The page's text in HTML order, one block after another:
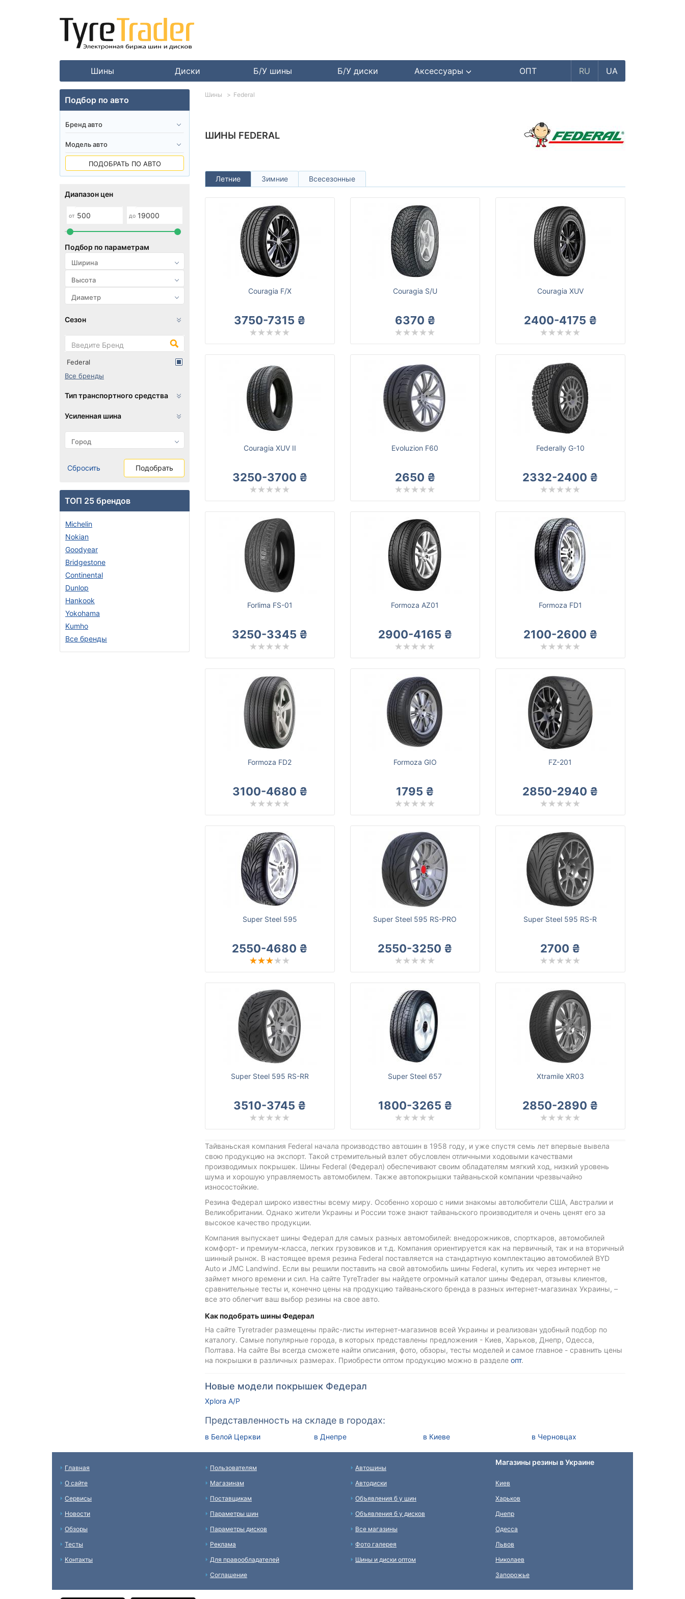
Шины Диски Б/У шины Б/У диски Аксессуары ОПТ RU UA
ШИНЫ FEDERAL
Летние Зимние Всесезонные
Couragia F/X
3750-7315 ₴
Couragia S/U
6370 ₴
Couragia XUV
2400-4175 ₴
Couragia XUV II
3250-3700 ₴
Evoluzion F60
2650 ₴
Federally G-10
2332-2400 ₴
Forlima FS-01
3250-3345 ₴
Formoza AZ01
2900-4165 ₴
Formoza FD1
2100-2600 ₴
Formoza FD2
3100-4680 ₴
Formoza GIO
1795 ₴
FZ-201
2850-2940 ₴
Super Steel 595
2550-4680 ₴
Super Steel 595 RS-PRO
2550-3250 ₴
Super Steel 595 RS-R
2700 ₴
Super Steel 595 RS-RR
3510-3745 ₴
Super Steel 657
1800-3265 ₴
Xtramile XR03
2850-2890 ₴
Тайваньская компания Federal начала производство автошин в 1958 году, и уже спустя семь лет впервые вывела
свою продукцию на экспорт. Такой стремительный взлет обусловлен отличными ходовыми качествами
производимых покрышек. Шины Federal (Федерал) обеспечивают своим обладателям мягкий ход, низкий уровень
шума и хорошую управляемость автомобилем. Также автопокрышки тайваньской компании чрезвычайно
износостойкие.
Резина Федерал широко известны всему миру. Особенно хорошо с ними знакомы автолюбители США, Австралии и
Великобритании. Однако жители Украины и России тоже знают тайваньского производителя и очень ценят его за
высокое качество продукции.
Компания выпускает шины Федерал для самых разных автомобилей: внедорожников, спорткаров, автомобилей
комфорт- и премиум-класса, легких грузовиков и т.д. Компания ориентируется как на первичный, так и на вторичный
шинный рынок. В настоящее время резина Federal поставляется на стандартную комплектацию автомобилей BYD
Auto и JMC Landwind. Если вы решили поставить на свой автомобиль шины Federal, купить их через интернет не
займет много времени и сил. На сайте TyreTrader вы найдете огромный каталог шины Федерал, отзывы клиентов,
сравнительные тесты и, конечно цены на продукцию тайваньского бренда в разных интернет-магазинах Украины, –
все это облегчит ваш выбор резины на свое авто.
Как подобрать шины Федерал
На сайте Tyretrader размещены прайс-листы интернет-магазинов всей Украины и реализован удобный подбор по
каталогу. Самые популярные города, в которых представлены предложения - Киев, Харьков, Днепр, Одесса,
Полтава. На сайте Вы всегда сможете найти описания, фото, обзоры, тесты моделей и самое главное - сравнить цены
на покрышки в различных размерах. Приобрести оптом продукцию можно в разделе опт.
Новые модели покрышек Федерал
Xplora A/P
Представленность на складе в городах:
в Белой Церкви в Днепре в Киеве в Черновцах
Шины Federal
Подбор по авто
ПОДОБРАТЬ ПО АВТО
Диапазон цен
от до
Подбор по параметрам
Сезон
Federal
Все бренды
Тип транспортного средства
Усиленная шина
Сбросить Подобрать
ТОП 25 брендов
Michelin
Nokian
Goodyear
Bridgestone
Continental
Dunlop
Hankook
Yokohama
Kumho
Все бренды
Главная
О сайте
Сервисы
Новости
Обзоры
Тесты
Контакты
Пользователям
Магазинам
Поставщикам
Параметры шин
Параметры дисков
Реклама
Для правообладателей
Соглашение
Автошины
Автодиски
Объявления б у шин
Объявления б у дисков
Все магазины
Фото галерея
Шины и диски оптом
Магазины резины в Украине
Киев
Харьков
Днепр
Одесса
Львов
Николаев
Запорожье